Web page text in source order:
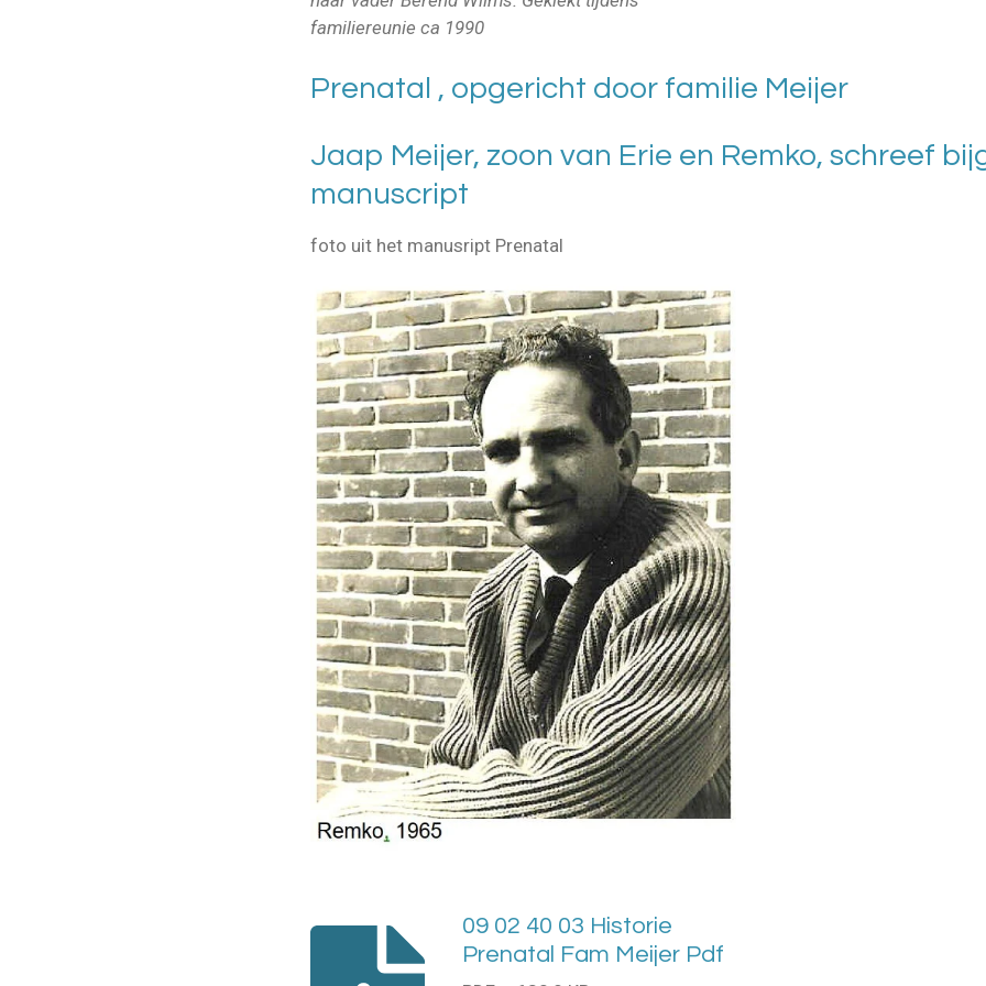
familiereunie ca 1990
Prenatal , opgericht door familie Meijer
Jaap Meijer, zoon van Erie en Remko, schreef
manuscript
foto uit het manusript Prenatal
09 02 40 03 Historie
Prenatal Fam Meijer Pdf